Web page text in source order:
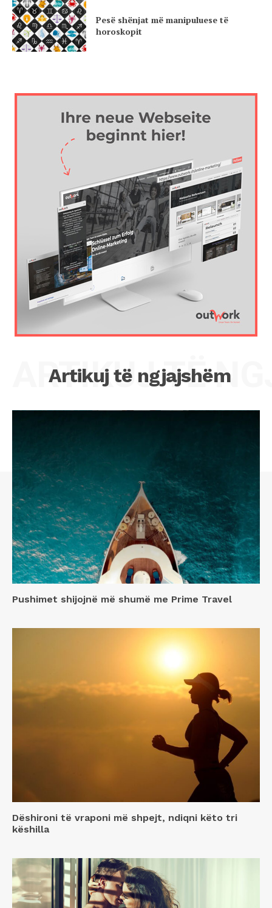
Pesë shënjat më manipuluese të
horoskopit
Artikuj të ngjajshëm
ARTIKUJ TË
Pushimet shijojnë më shumë me Prime Travel
Dëshironi të vraponi më shpejt, ndiqni këto tri
këshilla